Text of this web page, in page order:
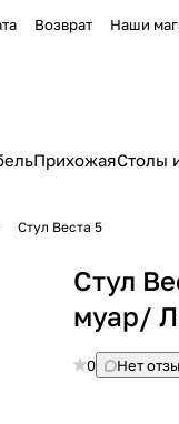
Возврат Наши
ПрихожаяСтолы
Стул Веста 5
Стул
муар/
0 Нет